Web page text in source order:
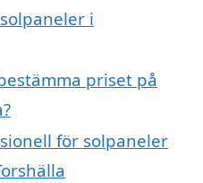
i
priset på
för solpaneler